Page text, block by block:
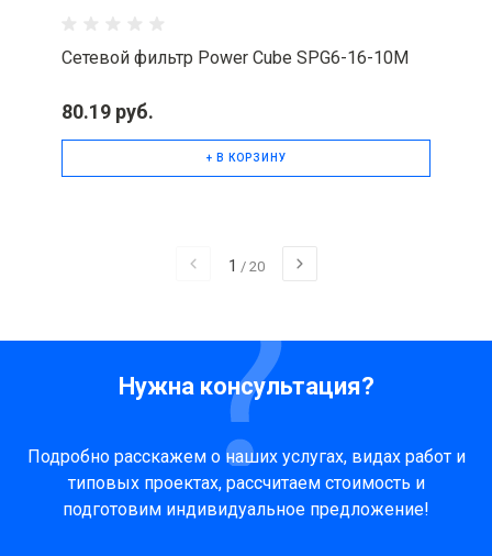
Сетевой фильтр Power Cube SPG6-16-10M
80.19 руб.
+ В КОРЗИНУ
1 / 20
Нужна консультация?
Подробно расскажем о наших услугах, видах работ и
типовых проектах, рассчитаем стоимость и
подготовим индивидуальное предложение!